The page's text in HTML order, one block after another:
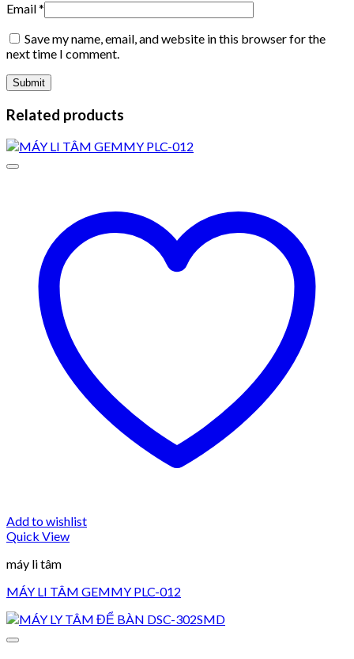
Email*
Save my name, email, and website in this browser for the
next time I comment.
Related products
Add to wishlist
Quick View
máy li tâm
MÁY LI TÂM GEMMY PLC-012